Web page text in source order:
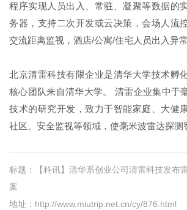
程序实现人员出入、常驻、凝聚等数据的
务器，支持二次开发或云决策，会场人流
交流距离监视，酒店/公寓/住宅人员出入异常
北京清雷科技有限企业是清华大学技术孵
核心团队来自清华大学。 清雷企业集中于
技术的研究开发，致力于智能家庭、大健
社区、安全监视等领域，使毫米波雷达探测
标题：【科讯】清华系创业公司清雷科技发布
案
地址：http://www.miutrip.net.cn/cy/876.html